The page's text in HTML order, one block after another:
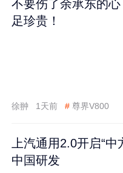
不要伤了余承东的
足珍贵！
徐翀 1天前 # 尊界V800
上汽通用2.0开启“
中国研发